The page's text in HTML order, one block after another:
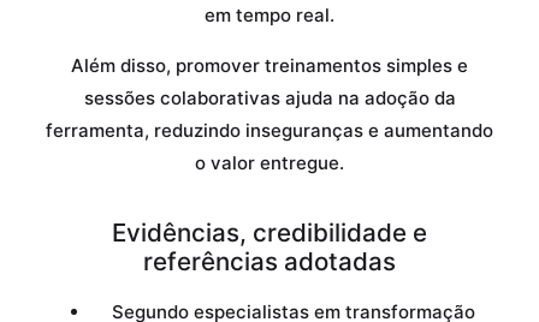
em tempo real.
Além disso, promover treinamentos simples e
sessões colaborativas ajuda na adoção da
ferramenta, reduzindo inseguranças e aumentando
o valor entregue.
Evidências, credibilidade e
referências adotadas
Segundo especialistas em transformação